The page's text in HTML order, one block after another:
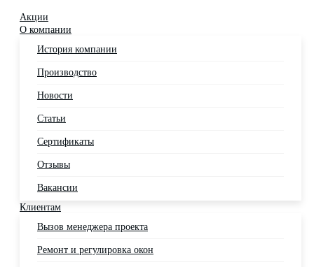
Акции
О компании
История компании
Производство
Новости
Статьи
Сертификаты
Отзывы
Вакансии
Клиентам
Вызов менеджера проекта
Ремонт и регулировка окон